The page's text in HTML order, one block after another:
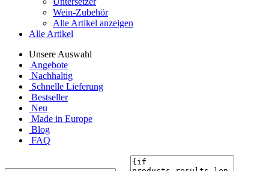
Wein-Zubehör
Alle Artikel anzeigen
Alle Artikel
Unsere Auswahl
Angebote
Nachhaltig
Schnelle Lieferung
Bestseller
Neu
Made in Europe
Blog
FAQ